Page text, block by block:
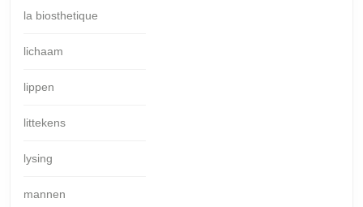
la biosthetique
lichaam
lippen
littekens
lysing
mannen